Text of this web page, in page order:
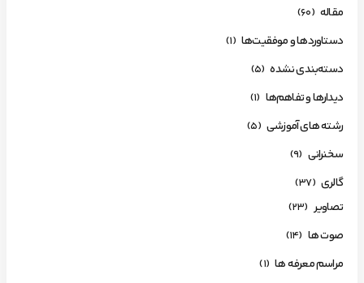
مقاله (60)
دستاوردها و موفقیت‌ها (1)
دسته‌بندی نشده (5)
دیدارها و تفاهم‌ها (1)
رشته های آموزشی (5)
سخنرانی (9)
گالری (37)
تصاویر (23)
صوت ها (14)
مراسم معرفه ها (1)